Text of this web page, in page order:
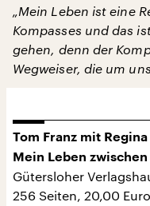
„Mein Leben ist eine
Kompasses und das
gehen, denn der
Wegweiser, die um
Tom Franz mit
Mein Leben
Gütersloher
256 Seiten, 20,00 Euro